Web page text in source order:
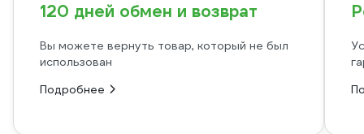
120 дней обмен и возврат
Вы можете вернуть товар, который не был
использован
Подробнее